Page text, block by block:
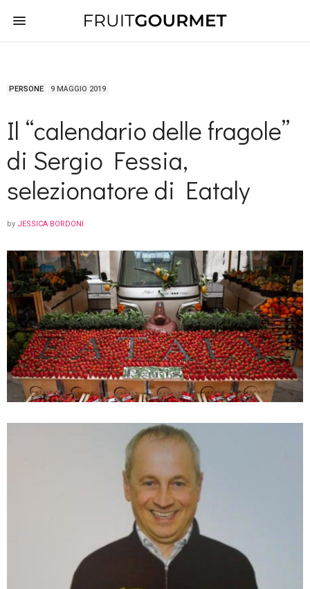
PERSONE 9 MAGGIO 2019
Il “calendario delle fragole”
di Sergio Fessia,
selezionatore di Eataly
by JESSICA BORDONI